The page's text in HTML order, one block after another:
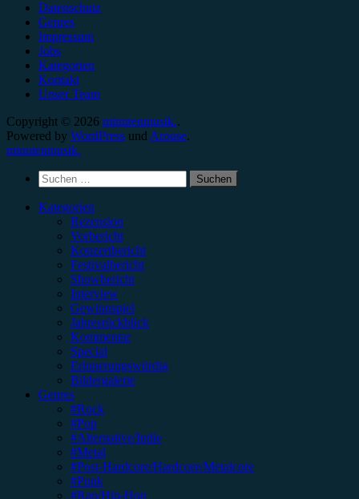
Datenschutz
Genres
Impressum
Jobs
Kategorien
Kontakt
Unser Team
Copyright © 2026 minutenmusik..
Powered by WordPress und Arouse.
minutenmusik.
Suchen
nach:
Kategorien
Rezension
Vorbericht
Konzertbericht
Festivalbericht
Showbericht
Interview
Gewinnspiel
Jahresrückblick
Kommentar
Special
Erinnerungswürdig
Bildergalerie
Genres
#Rock
#Pop
#Alternative/Indie
#Metal
#Post-Hardcore/Hardcore/Metalcore
#Punk
#Rap/Hip-Hop